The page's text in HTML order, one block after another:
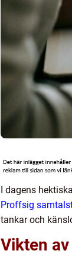
I dagens
Proffsig
tankar och
Vikten